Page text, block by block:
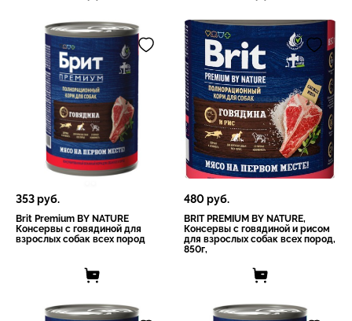
353руб.
Brit Premium BY NATURE
Консервы с говядиной для
взрослых собак всех пород
480руб.
BRIT PREMIUM BY NATURE,
Консервы с говядиной и рисом
для взрослых собак всех пород,
850г,